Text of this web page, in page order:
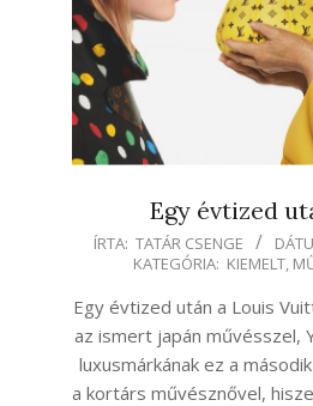
Egy évtized
2023-
29
ÍRTA: TATÁR CSENGE
KATEGÓRIA: KIEMELT,
Egy évtized után a Louis
az ismert japán művésszel,
luxusmárkának ez a
a kortárs művésznővel,